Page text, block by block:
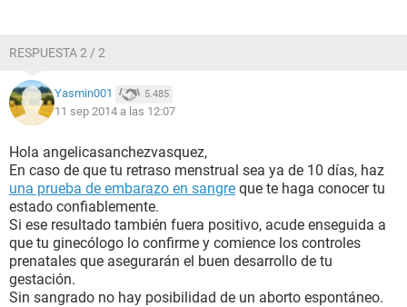
RESPUESTA 2 / 2
Yasmin001 5.485
11 sep 2014 a las 12:07
Hola angelicasanchezvasquez,
En caso de que tu retraso menstrual sea ya de 10 días, haz
una prueba de embarazo en sangre que te haga conocer tu
estado confiablemente.
Si ese resultado también fuera positivo, acude enseguida a
que tu ginecólogo lo confirme y comience los controles
prenatales que asegurarán el buen desarrollo de tu
gestación.
Sin sangrado no hay posibilidad de un aborto espontáneo.